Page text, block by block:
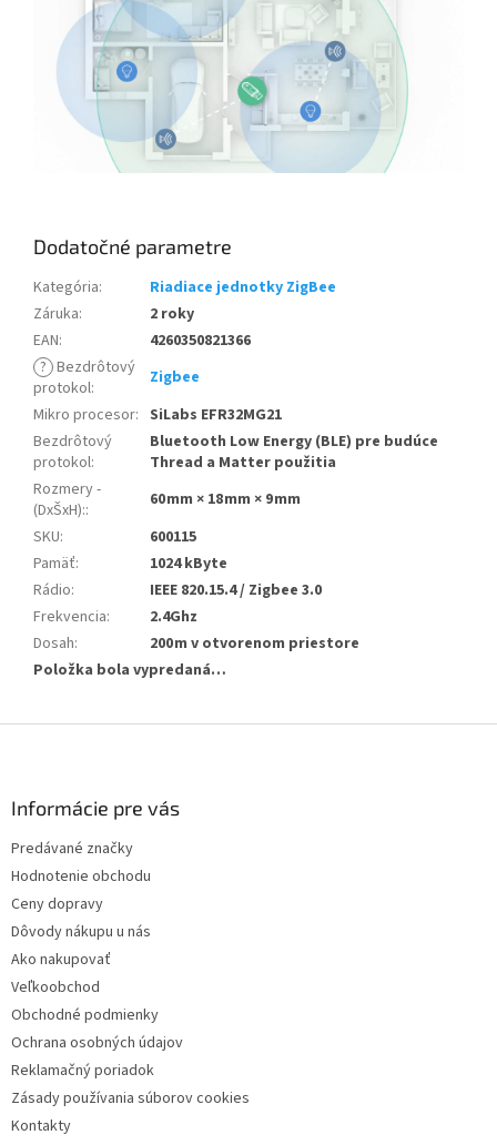
Dodatočné parametre
Kategória:
Riadiace jednotky ZigBee
Záruka:
2 roky
EAN:
4260350821366
? Bezdrôtový
protokol:
Zigbee
Mikro procesor: SiLabs EFR32MG21
Bezdrôtový
protokol:
Bluetooth Low Energy (BLE) pre budúce
Thread a Matter použitia
Rozmery -
(DxŠxH)::
60 mm × 18 mm × 9 mm
SKU:
600115
Pamäť:
1024 kByte
Rádio:
IEEE 820.15.4 / Zigbee 3.0
Frekvencia:
2.4Ghz
Dosah:
200 m v otvorenom priestore
Položka bola vypredaná…
Informácie pre vás
Predávané značky
Hodnotenie obchodu
Ceny dopravy
Dôvody nákupu u nás
Ako nakupovať
Veľkoobchod
Obchodné podmienky
Ochrana osobných údajov
Reklamačný poriadok
Zásady používania súborov cookies
Kontakty